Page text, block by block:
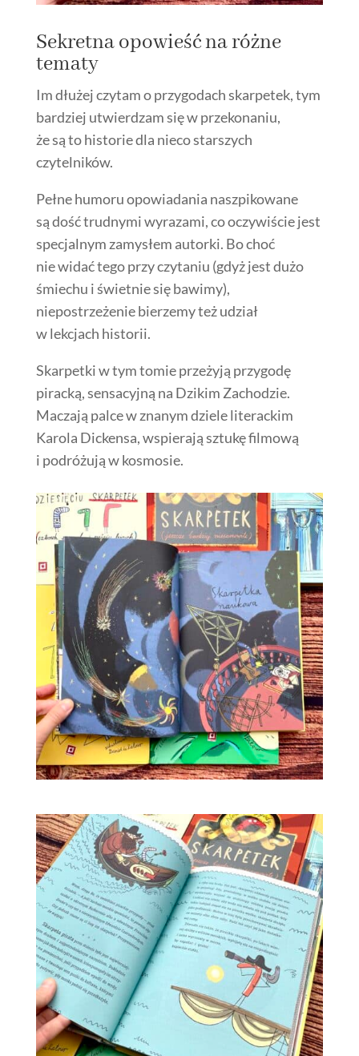
Sekretna opowieść na różne
tematy
Im dłużej czytam o przygodach skarpetek, tym
bardziej utwierdzam się w przekonaniu,
że są to historie dla nieco starszych
czytelników.
Pełne humoru opowiadania naszpikowane
są dość trudnymi wyrazami, co oczywiście jest
specjalnym zamysłem autorki. Bo choć
nie widać tego przy czytaniu (gdyż jest dużo
śmiechu i świetnie się bawimy),
niepostrzeżenie bierzemy też udział
w lekcjach historii.
Skarpetki w tym tomie przeżyją przygodę
piracką, sensacyjną na Dzikim Zachodzie.
Maczają palce w znanym dziele literackim
Karola Dickensa, wspierają sztukę filmową
i podróżują w kosmosie.